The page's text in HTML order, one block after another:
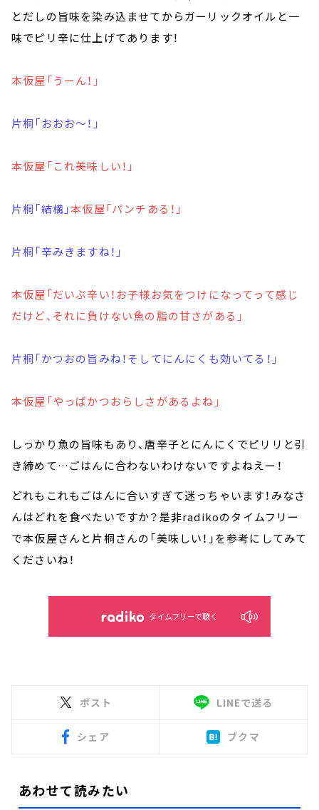
とだしの旨味を染み込ませてからガーリックオイルと一
味でピリ辛に仕上げてあります！
本仮屋「うーん！」
片桐「おおお～！」
本仮屋「これ美味しい！」
片桐「結構」本仮屋「パンチある！」
片桐「辛みきますね！」
本仮屋「だいぶ辛い！お子様お気をつけになってって感じ
だけど、それに負けない魚の脂の甘さがある」
片桐「かつおの旨みね！そしてにんにくも効いてる！」
本仮屋「やっぱかつおらしさがあるよね」
しっかり魚の旨味もあり、唐辛子とにんにくでピリリと引
き締めて…ごはんに合わないわけないですよねえー！
どれもこれもごはんに合いすぎて迷っちゃいます！みなさ
んはどれを食べたいですか？是非radikoのタイムフリー
で本仮屋さんと片桐さんの「美味しい！」を参考にしてみて
くださいね！
タイムフリーで聴く
ポスト LINEで送る
シェア ブクマ
あわせて読みたい